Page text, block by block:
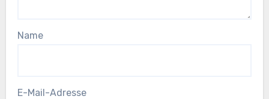
Name
E-Mail-Adresse